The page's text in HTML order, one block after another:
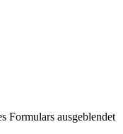
Formulars ausgeblendet